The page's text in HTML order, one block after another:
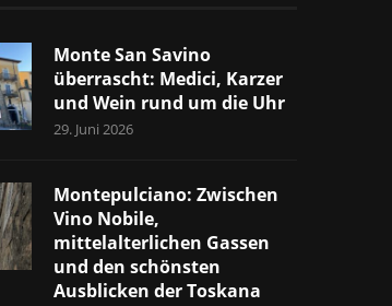
Monte San Savino
überrascht: Medici, Karzer
und Wein rund um die Uhr
29. Juni 2026
Montepulciano: Zwischen
Vino Nobile,
mittelalterlichen Gassen
und den schönsten
Ausblicken der Toskana